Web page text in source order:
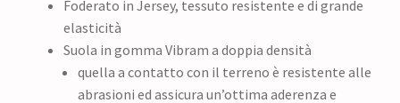
Foderato in Jersey, tessuto resistente e di grande
elasticità
Suola in gomma Vibram a doppia densità
quella a contatto con il terreno è resistente alle
abrasioni ed assicura un’ottima aderenza e